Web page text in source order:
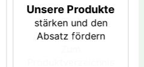
Unsere Produkte
stärken und den
Absatz fördern